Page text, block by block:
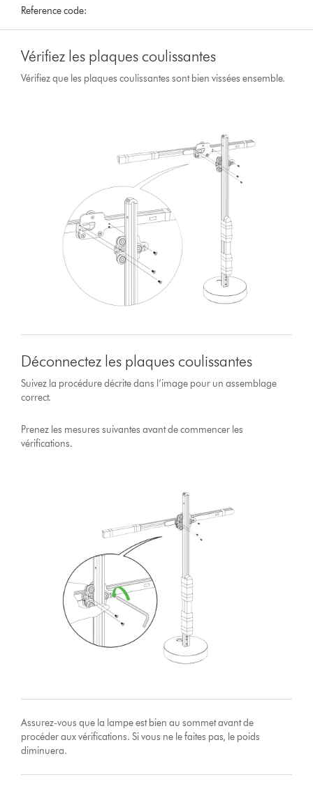
Reference code:
Vérifiez les plaques coulissantes
Vérifiez que les plaques coulissantes sont bien vissées ensemble.
Déconnectez les plaques coulissantes
Suivez la procédure décrite dans l’image pour un assemblage
correct.
Prenez les mesures suivantes avant de commencer les
vérifications.
Assurez-vous que la lampe est bien au sommet avant de
procéder aux vérifications. Si vous ne le faites pas, le poids
diminuera.